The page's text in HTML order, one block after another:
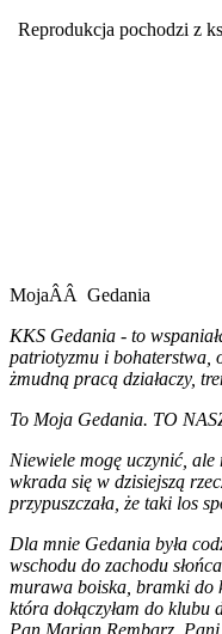
Reprodukcja pochodzi z
MojaÂÂ Gedania
KKS Gedania - to
patriotyzmu i bohaterstwa,
żmudną pracą działaczy,
To Moja Gedania. TO
Niewiele mogę uczynić, ale
wkrada się w dzisiejszą
przypuszczała, że taki los
Dla mnie Gedania była
wschodu do zachodu
murawa boiska, bramki do
która dołączyłam do klubu
Pan Marian Rembarz,